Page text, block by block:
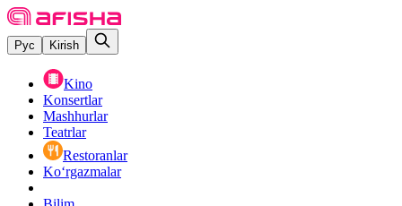
Рус Kirish
Kino
Konsertlar
Mashhurlar
Teatrlar
Restoranlar
Ko‘rgazmalar